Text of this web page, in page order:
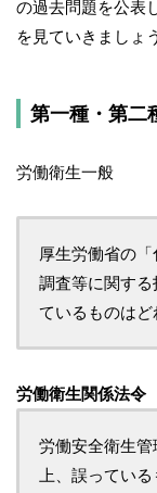
の過去問題を公表
を見ていきましょう
第一種・第二
労働衛生一般
厚生労働省の
調査等に関す
ているものはど
労働衛生関係法令
労働安全衛生
上、誤ってい